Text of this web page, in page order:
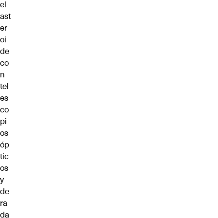
el
ast
er
oi
de
co
n
tel
es
co
pi
os
óp
tic
os
y
de
ra
da